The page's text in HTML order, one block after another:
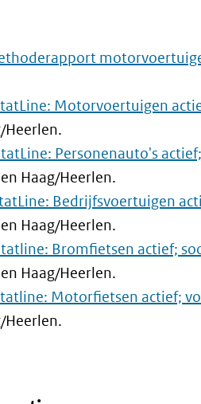
Motorvoertuigen
Heerlen.
Personenauto's
Haag/Heerlen.
Bedrijfsvoertuigen
Haag/Heerlen.
Bromfietsen actief;
Haag/Heerlen.
Motorfietsen actief;
Heerlen.